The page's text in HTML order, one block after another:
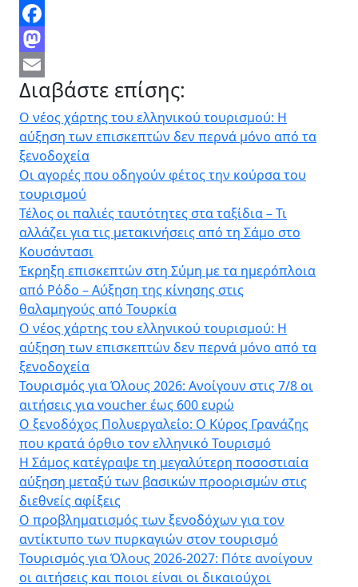
Share
Facebook
Mastodon
Email
Διαβάστε επίσης:
Ο νέος χάρτης του ελληνικού τουρισμού: Η
αύξηση των επισκεπτών δεν περνά μόνο από τα
ξενοδοχεία
Οι αγορές που οδηγούν φέτος την κούρσα του
τουρισμού
Τέλος οι παλιές ταυτότητες στα ταξίδια – Τι
αλλάζει για τις μετακινήσεις από τη Σάμο στο
Κουσάντασι
Έκρηξη επισκεπτών στη Σύμη με τα ημερόπλοια
από Ρόδο – Αύξηση της κίνησης στις
θαλαμηγούς από Τουρκία
Ο νέος χάρτης του ελληνικού τουρισμού: Η
αύξηση των επισκεπτών δεν περνά μόνο από τα
ξενοδοχεία
Τουρισμός για Όλους 2026: Ανοίγουν στις 7/8 οι
αιτήσεις για voucher έως 600 ευρώ
Ο ξενοδόχος Πολυεργαλείο: Ο Κύρος Γρανάζης
που κρατά όρθιο τον ελληνικό Τουρισμό
Η Σάμος κατέγραψε τη μεγαλύτερη ποσοστιαία
αύξηση μεταξύ των βασικών προορισμών στις
διεθνείς αφίξεις
Ο προβληματισμός των ξενοδόχων για τον
αντίκτυπο των πυρκαγιών στον τουρισμό
Τουρισμός για Όλους 2026-2027: Πότε ανοίγουν
οι αιτήσεις και ποιοι είναι οι δικαιούχοι